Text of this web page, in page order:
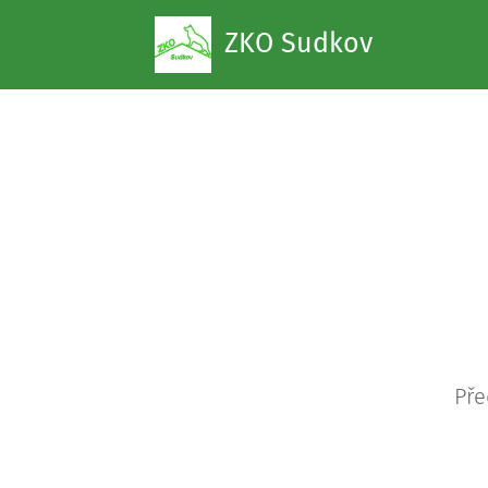
ZKO Sudkov